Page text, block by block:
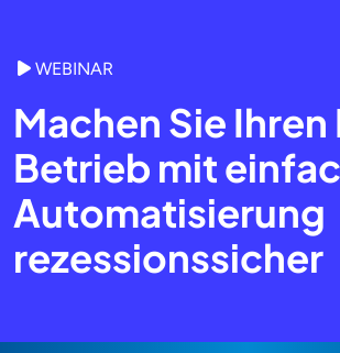
WEBINAR
Machen Sie Ihren
Betrieb mit
Automatisierung
rezessionssicher